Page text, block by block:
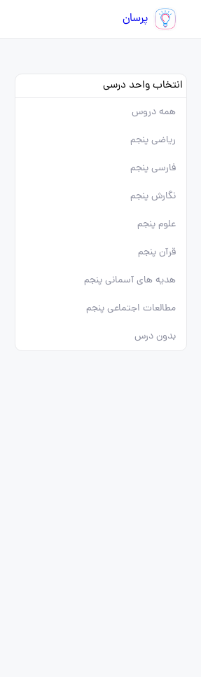
پرسان
انتخاب واحد درسی
همه دروس
ریاضی پنجم
فارسی پنجم
نگارش پنجم
علوم پنجم
قرآن پنجم
هدیه های آسمانی پنجم
مطالعات اجتماعی پنجم
بدون درس